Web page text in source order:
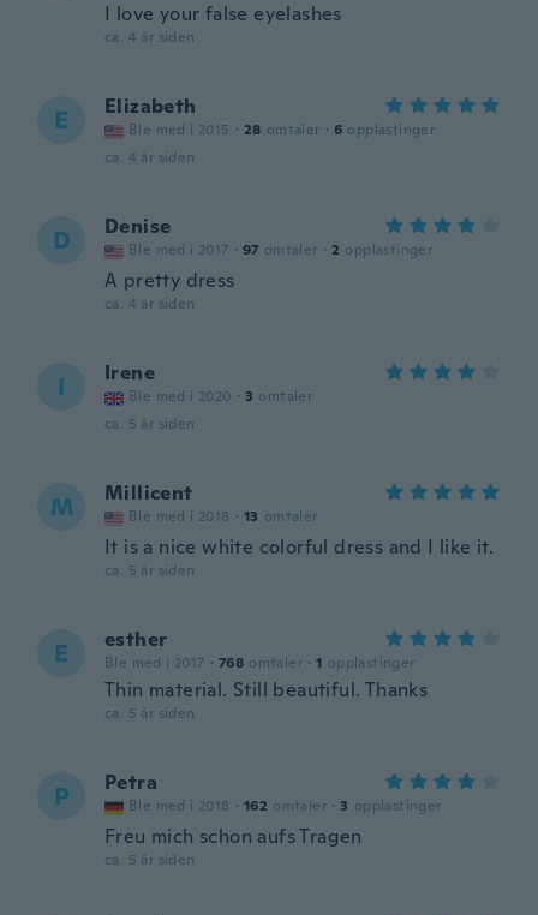
I love your false eyelashes
ca. 4 år siden
E Elizabeth
Ble med i 2015 · 28 omtaler · 6 opplastinger
ca. 4 år siden
D Denise
Ble med i 2017 · 97 omtaler · 2 opplastinger
A pretty dress
ca. 4 år siden
I Irene
Ble med i 2020 · 3 omtaler
ca. 5 år siden
M Millicent
Ble med i 2018 · 13 omtaler
It is a nice white colorful dress and I like it.
ca. 5 år siden
E esther
Ble med i 2017 · 768 omtaler · 1 opplastinger
Thin material. Still beautiful. Thanks
ca. 5 år siden
P Petra
Ble med i 2018 · 162 omtaler · 3 opplastinger
Freu mich schon aufs Tragen
ca. 5 år siden